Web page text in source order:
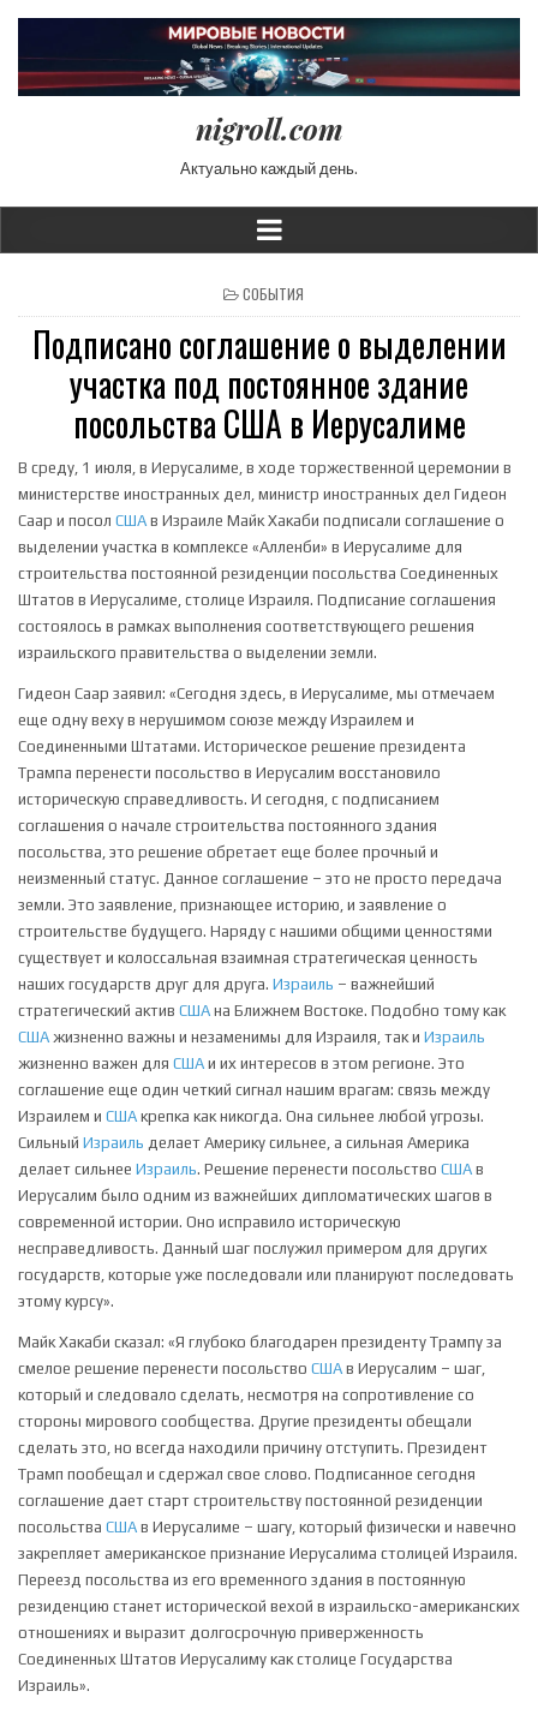
nigroll.com
Актуально каждый день.
POSTED IN
СОБЫТИЯ
Подписано соглашение о выделении
участка под постоянное здание
посольства США в Иерусалиме
В среду, 1 июля, в Иерусалиме, в ходе торжественной церемонии в
министерстве иностранных дел, министр иностранных дел Гидеон
Саар и посол США в Израиле Майк Хакаби подписали соглашение о
выделении участка в комплексе «Алленби» в Иерусалиме для
строительства постоянной резиденции посольства Соединенных
Штатов в Иерусалиме, столице Израиля. Подписание соглашения
состоялось в рамках выполнения соответствующего решения
израильского правительства о выделении земли.
Гидеон Саар заявил: «Сегодня здесь, в Иерусалиме, мы отмечаем
еще одну веху в нерушимом союзе между Израилем и
Соединенными Штатами. Историческое решение президента
Трампа перенести посольство в Иерусалим восстановило
историческую справедливость. И сегодня, с подписанием
соглашения о начале строительства постоянного здания
посольства, это решение обретает еще более прочный и
неизменный статус. Данное соглашение – это не просто передача
земли. Это заявление, признающее историю, и заявление о
строительстве будущего. Наряду с нашими общими ценностями
существует и колоссальная взаимная стратегическая ценность
наших государств друг для друга. Израиль – важнейший
стратегический актив США на Ближнем Востоке. Подобно тому как
США жизненно важны и незаменимы для Израиля, так и Израиль
жизненно важен для США и их интересов в этом регионе. Это
соглашение еще один четкий сигнал нашим врагам: связь между
Израилем и США крепка как никогда. Она сильнее любой угрозы.
Сильный Израиль делает Америку сильнее, а сильная Америка
делает сильнее Израиль. Решение перенести посольство США в
Иерусалим было одним из важнейших дипломатических шагов в
современной истории. Оно исправило историческую
несправедливость. Данный шаг послужил примером для других
государств, которые уже последовали или планируют последовать
этому курсу».
Майк Хакаби сказал: «Я глубоко благодарен президенту Трампу за
смелое решение перенести посольство США в Иерусалим – шаг,
который и следовало сделать, несмотря на сопротивление со
стороны мирового сообщества. Другие президенты обещали
сделать это, но всегда находили причину отступить. Президент
Трамп пообещал и сдержал свое слово. Подписанное сегодня
соглашение дает старт строительству постоянной резиденции
посольства США в Иерусалиме – шагу, который физически и навечно
закрепляет американское признание Иерусалима столицей Израиля.
Переезд посольства из его временного здания в постоянную
резиденцию станет исторической вехой в израильско-американских
отношениях и выразит долгосрочную приверженность
Соединенных Штатов Иерусалиму как столице Государства
Израиль».